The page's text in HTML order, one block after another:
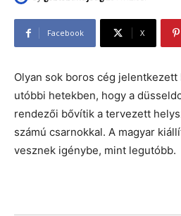
Facebook X
Olyan sok boros cég jelentkezett
utóbbi hetekben, hogy a
rendezői bővítik a tervezett
számú csarnokkal. A magyar
vesznek igénybe, mint legutóbb.